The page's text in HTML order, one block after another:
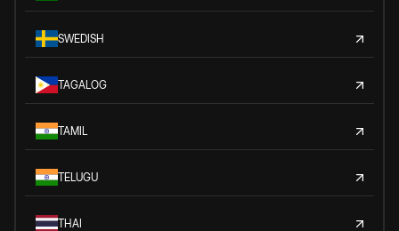
SWEDISH
TAGALOG
TAMIL
TELUGU
THAI